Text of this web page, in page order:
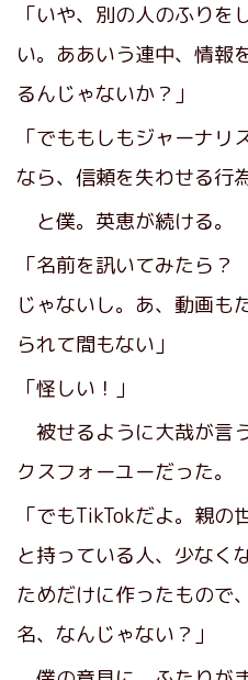
「いや、別の人のふり
い。ああいう連中、情報
るんじゃないか？」
「でももしもジャーナ
なら、信頼を失わせる行
と僕。英恵が続ける。
「名前を訊いてみたら
じゃないし。あ、動画も
られて間もない」
「怪しい！」
被せるように大哉が言
クスフォーユーだった。
「でもTikTokだよ。親
と持っている人、少な
ためだけに作ったもので
名、なんじゃない？」